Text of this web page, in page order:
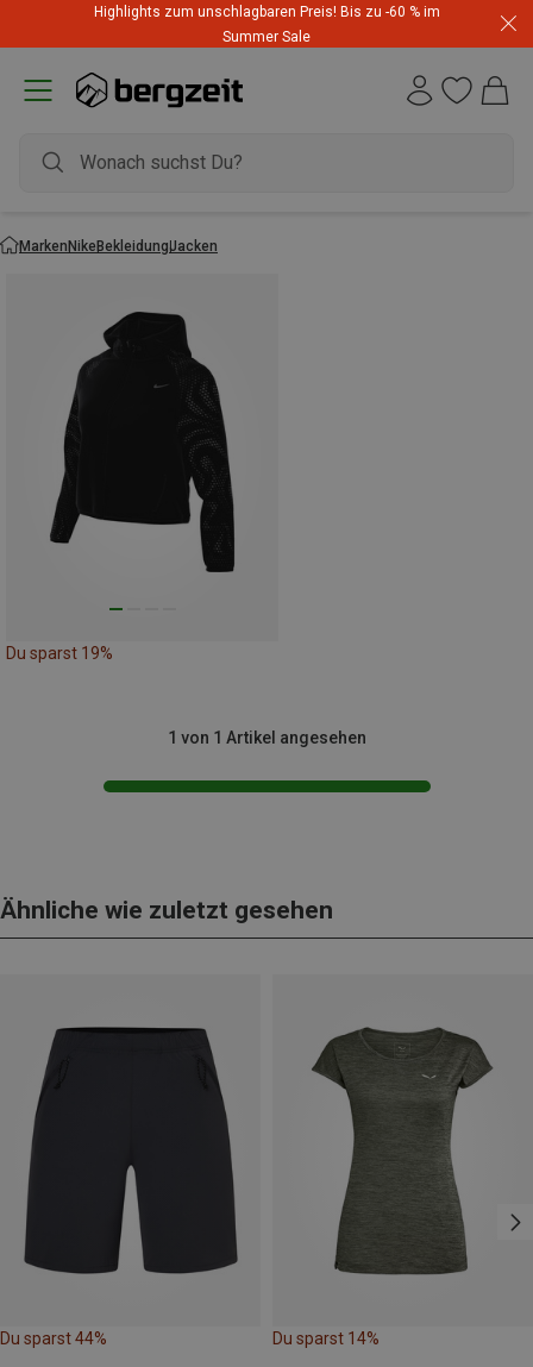
Highlights zum unschlagbaren Preis! Bis zu -60 % im
Summer Sale
MarkenNikeBekleidungJacken
Du sparst 19%
1 von 1 Artikel angesehen
Ähnliche wie zuletzt gesehen
Du sparst 44% Du sparst 14%